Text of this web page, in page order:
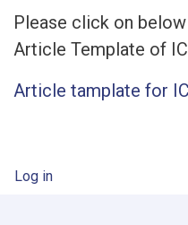
Please click on
Article Template of
Article tamplate for
User account menu
Log in